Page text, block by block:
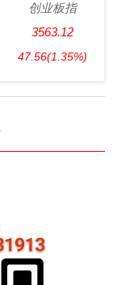
创业板指
3563.12
47.56(1.35%)